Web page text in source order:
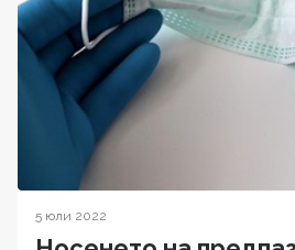
5 юли 2022